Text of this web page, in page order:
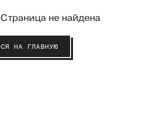
не найдена
НА ГЛАВНУЮ